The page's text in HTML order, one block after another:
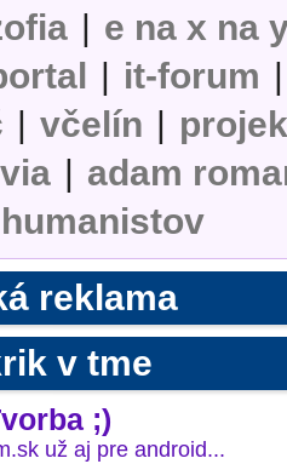
| e na x na
| it-forum |
| včelín |
| adam
reklama
v tme
;)
už aj pre android...